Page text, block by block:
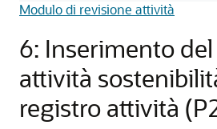
Modulo di revisione attività
6: Inserimento
attività
registro attività